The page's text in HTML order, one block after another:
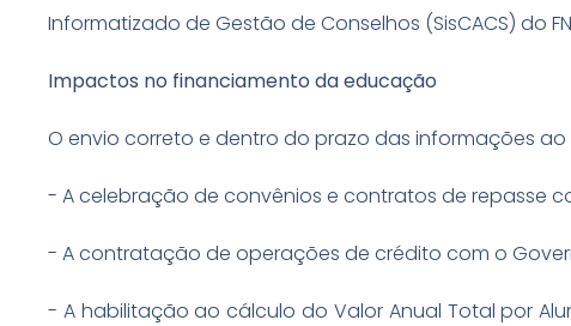
Informatizado de Gestão de Conselhos (SisCACS) do
Impactos no financiamento da educação
O envio correto e dentro do prazo das informações ao
​- A celebração de convênios e contratos de repasse
​- ​A contratação de operações de crédito com o
​- A habilitação ao cálculo do Valor Anual Total por